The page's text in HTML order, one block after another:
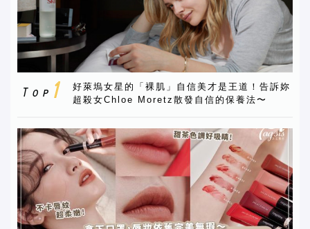
好萊塢女星的「裸肌」自信美才是王道！告訴妳
超殺女Chloe Moretz散發自信的保養法〜